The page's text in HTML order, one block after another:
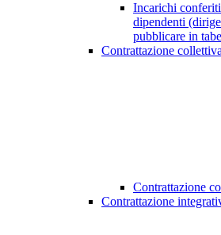
Incarichi
dipendenti
pubblicare in
Contrattazione collettiva
Contrattazione
Contrattazione